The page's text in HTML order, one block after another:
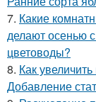
7. Какие
делают осенью
цветоводы?
8. Как
Добавление